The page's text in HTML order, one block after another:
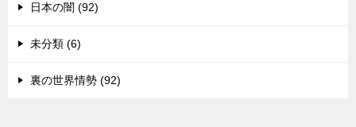
日本の闇 (92)
未分類 (6)
裏の世界情勢 (92)